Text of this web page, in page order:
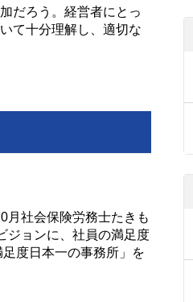
だろう。経営者にとっ
て十分理解し、適切な
月社会保険労務士たきも
ジョンに、社員の満足度
度日本一の事務所」を